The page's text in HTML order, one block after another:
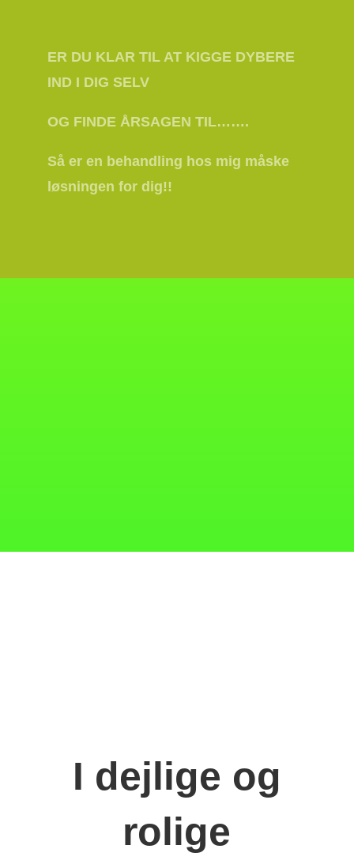
ER DU KLAR TIL AT KIGGE DYBERE
IND I DIG SELV
OG FINDE ÅRSAGEN TIL…….
Så er en behandling hos mig måske
løsningen for dig!!
I dejlige og
rolige